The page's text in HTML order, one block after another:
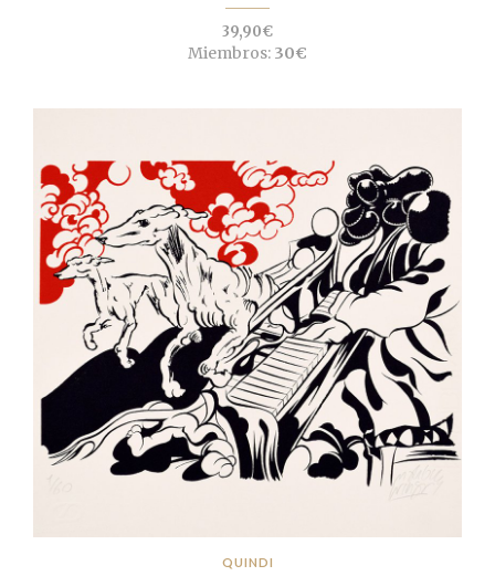
39,90€
Miembros: 30€
QUINDI